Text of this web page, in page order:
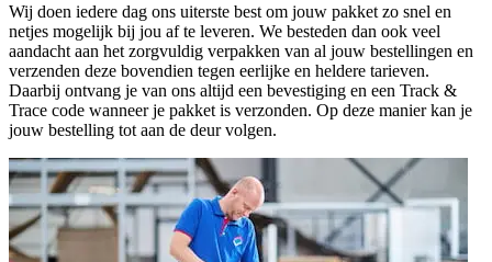
Wij doen iedere dag ons uiterste best om jouw pakket zo snel en
netjes mogelijk bij jou af te leveren. We besteden dan ook veel
aandacht aan het zorgvuldig verpakken van al jouw bestellingen en
verzenden deze bovendien tegen eerlijke en heldere tarieven.
Daarbij ontvang je van ons altijd een bevestiging en een Track &
Trace code wanneer je pakket is verzonden. Op deze manier kan je
jouw bestelling tot aan de deur volgen.